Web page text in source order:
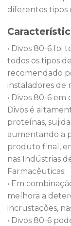
diferentes tipos
• Divos 80-6 foi
todos os tipos
recomendado
instaladores de
• Divos 80-6
Divos é
proteínas,
aumentando a
produto final,
nas Indústrias
Farmacêuticas;
• Em
melhora a
incrustações,
• Divos 80-6